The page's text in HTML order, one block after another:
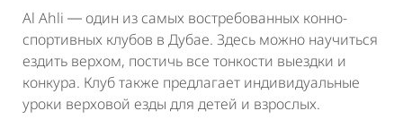
Al Ahli ― один из самых востребованных конно-
спортивных клубов в Дубае. Здесь можно научиться
ездить верхом, постичь все тонкости выездки и
конкура. Клуб также предлагает индивидуальные
уроки верховой езды для детей и взрослых.